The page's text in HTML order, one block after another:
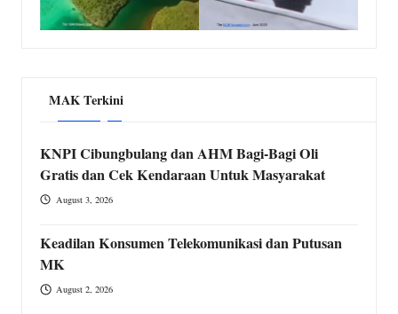
MAK Terkini
KNPI Cibungbulang dan AHM Bagi-Bagi Oli
Gratis dan Cek Kendaraan Untuk Masyarakat
August 3, 2026
Keadilan Konsumen Telekomunikasi dan Putusan
MK
August 2, 2026